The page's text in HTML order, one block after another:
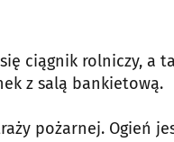
ciągnik rolniczy, a
z salą bankietową.
pożarnej. Ogień